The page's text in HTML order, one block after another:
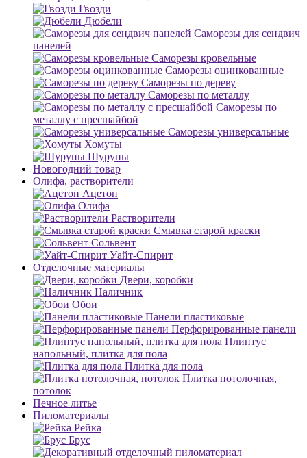
Гвозди
Дюбели
Саморезы для сендвич
панелей
Саморезы кровельные
Саморезы оцинкованные
Саморезы по дереву
Саморезы по металлу
Саморезы по
металлу с пресшайбой
Саморезы универсальные
Хомуты
Шурупы
Новогодний товар
Олифа, растворители
Ацетон
Олифа
Растворители
Смывка старой краски
Сольвент
Уайт-Спирит
Отделочные материалы
Двери, коробки
Наличник
Обои
Панели пластиковые
Перфорированные панели
Плинтус
напольный, плитка для пола
Плитка для пола
Плитка потолочная,
потолок
Печное литье
Пиломатериалы
Рейка
Брус